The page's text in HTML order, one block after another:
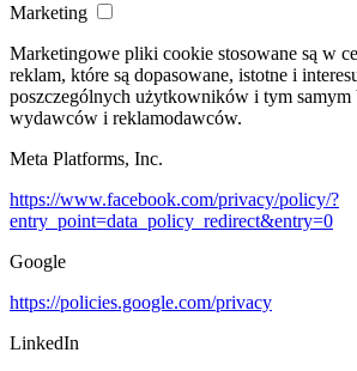
Marketing
Marketingowe pliki cookie stosowane są w
reklam, które są dopasowane, istotne i
poszczególnych użytkowników i tym samym
wydawców i reklamodawców.
Meta Platforms, Inc.
https://www.facebook.com/privacy/policy/?
entry_point=data_policy_redirect&entry=0
Google
https://policies.google.com/privacy
LinkedIn